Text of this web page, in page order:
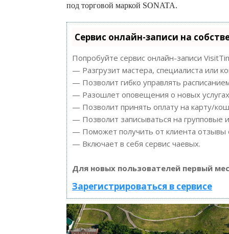
под торговой маркой SONATA.
Сервис онлайн-записи на
Попробуйте сервис онлайн-записи
— Разгрузит мастера, специалиста или
— Позволит гибко управлять
— Разошлет оповещения о новых
— Позволит принять оплату на карту/
— Позволит записываться на групповые
— Поможет получить от клиента отзывы
— Включает в себя сервис чаевых.
Для новых пользователей первый
Зарегистрироваться в сервисе